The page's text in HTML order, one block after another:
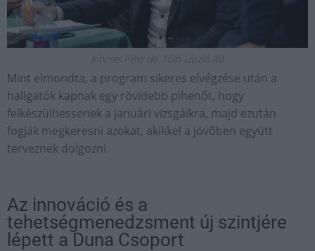
Kincses Péter (k), Tóth László (b)
Mint elmondta, a program sikeres elvégzése után a
hallgatók kapnak egy rövidebb pihenőt, hogy
felkészülhessenek a januári vizsgáikra, majd ezután
fogják megkeresni azokat, akikkel a jövőben együtt
terveznek dolgozni.
Az innováció és a
tehetségmenedzsment új szintjére
lépett a Duna Csoport